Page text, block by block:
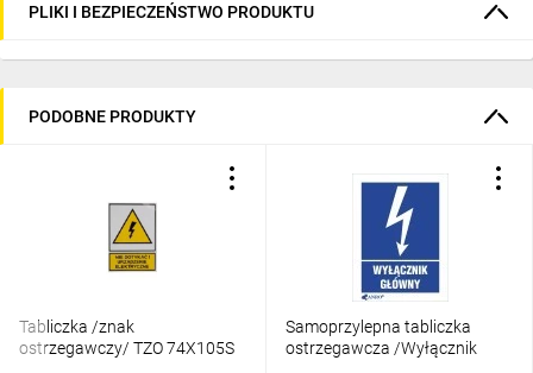
PLIKI I BEZPIECZEŃSTWO PRODUKTU
PODOBNE PRODUKTY
Tabliczka /znak
ostrzegawczy/ TZO 74X105S
Samoprzylepna tabliczka
ostrzegawcza /Wyłącznik